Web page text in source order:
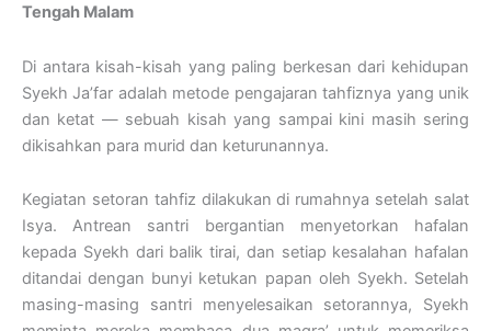
Tengah Malam
Di antara kisah-kisah yang paling berkesan dari kehidupan
Syekh Ja’far adalah metode pengajaran tahfiznya yang unik
dan ketat — sebuah kisah yang sampai kini masih sering
dikisahkan para murid dan keturunannya.
Kegiatan setoran tahfiz dilakukan di rumahnya setelah salat
Isya. Antrean santri bergantian menyetorkan hafalan
kepada Syekh dari balik tirai, dan setiap kesalahan hafalan
ditandai dengan bunyi ketukan papan oleh Syekh. Setelah
masing-masing santri menyelesaikan setorannya, Syekh